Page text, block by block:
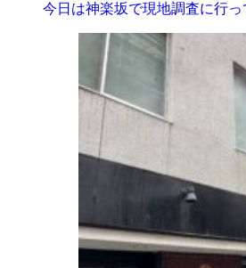
今日は神楽坂で現地調査に行っ